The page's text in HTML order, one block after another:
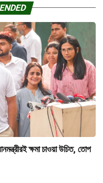
ক্ষমা চাওয়া উচিত, তোপ